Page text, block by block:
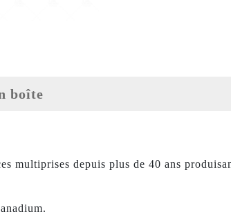
boîte
multiprises depuis plus de 40 ans